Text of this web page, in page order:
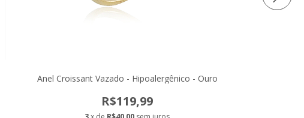
Anel Croissant Vazado - Hipoalergênico - Ouro
R$119,99